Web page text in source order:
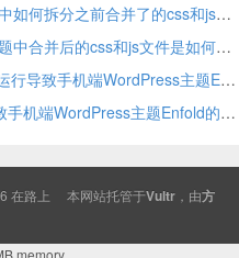
【已解决】WordPress主题Enfold中如何拆分之前合并了的css和js文件
【已解决】WordPress的Enfold主题中合并后的css和js文件是如何生成的
【已解决】确认是否是js没有正确运行导致手机端WordPress主题Enfold的主菜单显示异常
【已解决】确认是否是缺少css导致手机端WordPress主题Enfold的主菜单显示异常
在路上 本网站托管于Vultr ，由方
memory